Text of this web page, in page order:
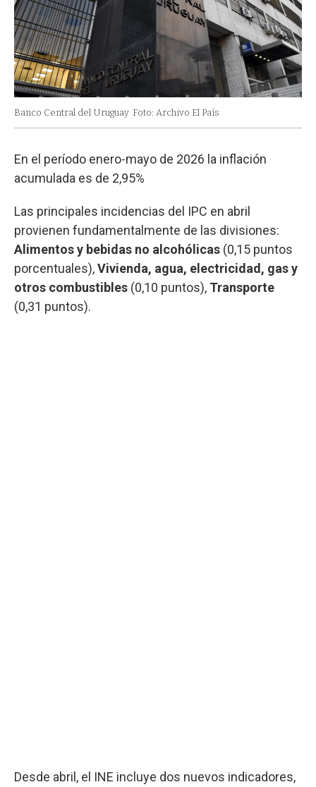
Banco Central del Uruguay Foto: Archivo El País
En el período enero-mayo de 2026 la inflación
acumulada es de 2,95%
Las principales incidencias del IPC en abril
provienen fundamentalmente de las divisiones:
Alimentos y bebidas no alcohólicas (0,15 puntos
porcentuales),Vivienda, agua, electricidad, gas y
otros combustibles (0,10 puntos), Transporte
(0,31 puntos).
Desde abril, el INE incluye dos nuevos indicadores,